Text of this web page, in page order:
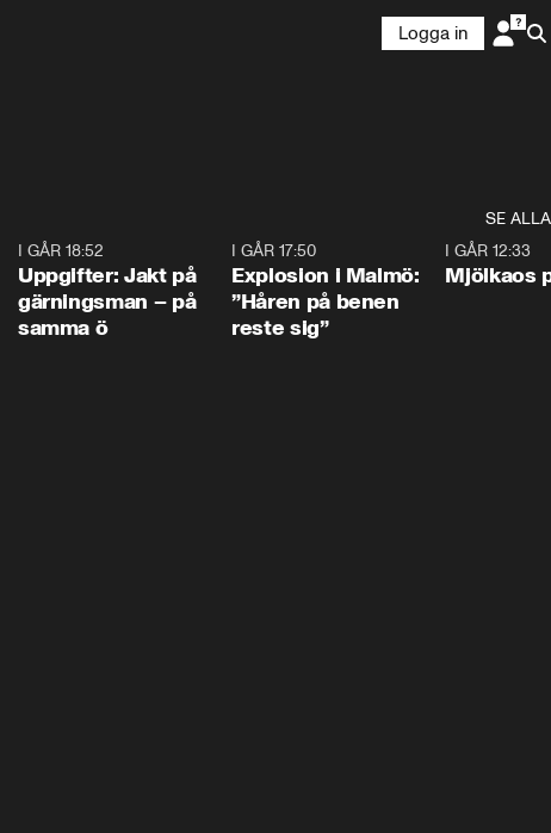
Logga in
SE ALLA
I GÅR 18:52
Uppgifter: Jakt på
gärningsman – på
samma ö
I GÅR 17:50
Explosion i Malmö:
”Håren på benen
reste sig”
I GÅR 12:33
Mjölkaos